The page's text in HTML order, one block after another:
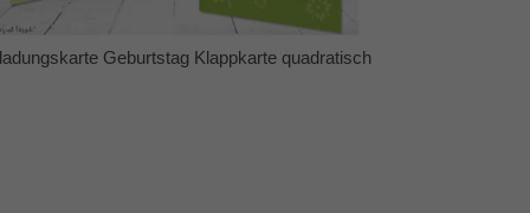
Einladungskarte Geburtstag Klappkarte quadratisch